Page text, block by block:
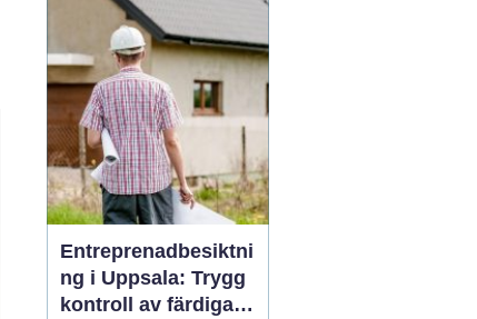
Entreprenadbesiktni
ng i Uppsala: Trygg
kontroll av färdiga